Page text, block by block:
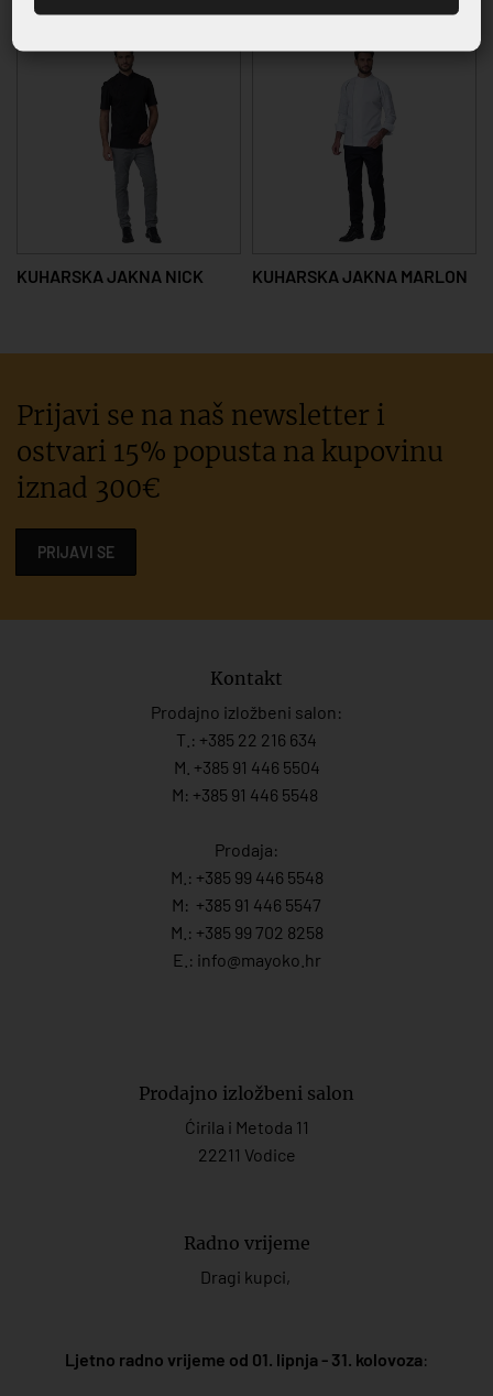
KUHARSKA JAKNA NICK KUHARSKA JAKNA MARLON
Prijavi se na naš newsletter i
ostvari 15% popusta na kupovinu
iznad 300€
PRIJAVI SE
Kontakt
Prodajno izložbeni salon:
T.: +385 22 216 634
M. +385 91 446 5504
M: +385 91 446 5548
Prodaja:
M.: +385 99 446 5548
M: +385 91 446 5547
M.: +385 99 702 8258
E.: info@mayoko. hr
Prodajno izložbeni salon
Ćirila i Metoda 11
22211 Vodice
Radno vrijeme
Dragi kupci,
Ljetno radno vrijeme od 01. lipnja - 31. kolovoza: